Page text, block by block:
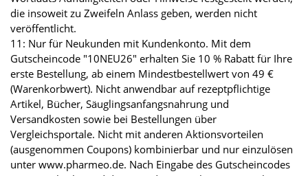
die insoweit zu Zweifeln Anlass geben, werden nicht
veröffentlicht.
11: Nur für Neukunden mit Kundenkonto. Mit dem
Gutscheincode "10NEU26" erhalten Sie 10 % Rabatt für Ihre
erste Bestellung, ab einem Mindestbestellwert von 49 €
(Warenkorbwert). Nicht anwendbar auf rezeptpflichtige
Artikel, Bücher, Säuglingsanfangsnahrung und
Versandkosten sowie bei Bestellungen über
Vergleichsportale. Nicht mit anderen Aktionsvorteilen
(ausgenommen Coupons) kombinierbar und nur einzulösen
unter www.pharmeo.de. Nach Eingabe des Gutscheincodes